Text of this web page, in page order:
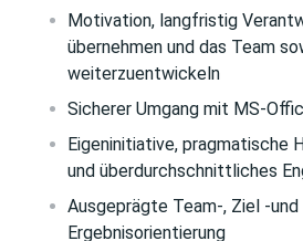
Motivation, langfristig
übernehmen und das Team
weiterzuentwickeln
Sicherer Umgang mit MS-
Eigeninitiative, pragmatische
und überdurchschnittliches
Ausgeprägte Team-, Ziel -und
Ergebnisorientierung